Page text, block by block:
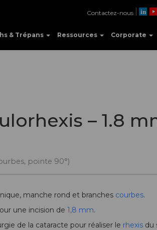
& Trépans Ressources Corporate
Contactez-nous
– 1.8
pointe 90°)
manche rond et branches courbes.
une incision de 1,8 mm.
de la cataracte pour réaliser le rhexis du